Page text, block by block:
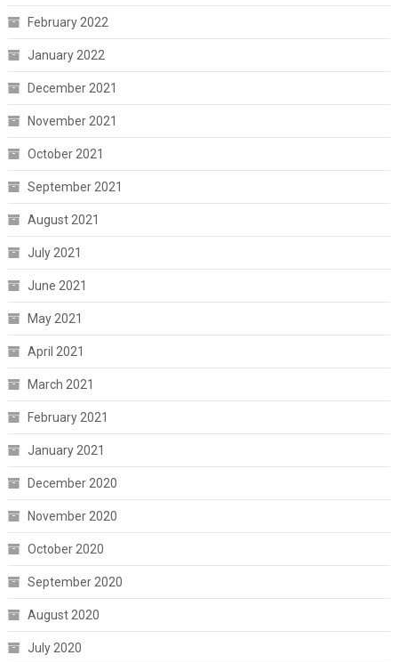
February 2022
January 2022
December 2021
November 2021
October 2021
September 2021
August 2021
July 2021
June 2021
May 2021
April 2021
March 2021
February 2021
January 2021
December 2020
November 2020
October 2020
September 2020
August 2020
July 2020